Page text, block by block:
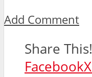
Add Comment
Share This!
FacebookX